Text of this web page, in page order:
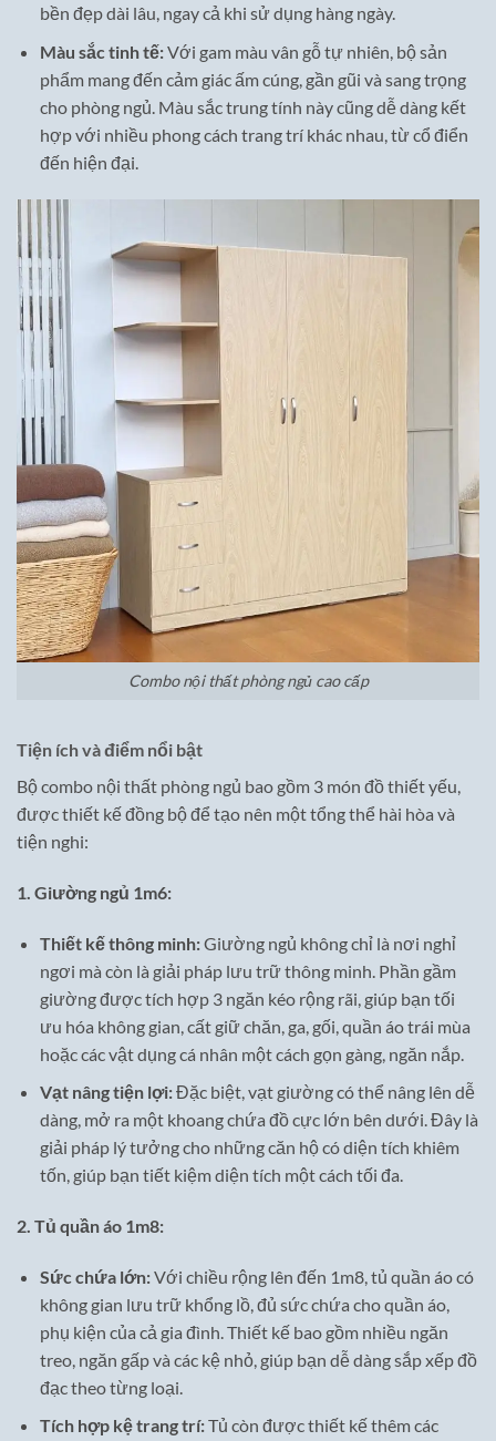
bền đẹp dài lâu, ngay cả khi sử dụng hàng ngày.
Màu sắc tinh tế:Với gam màu vân gỗ tự nhiên, bộ sản
phẩm mang đến cảm giác ấm cúng, gần gũi và sang trọng
cho phòng ngủ. Màu sắc trung tính này cũng dễ dàng kết
hợp với nhiều phong cách trang trí khác nhau, từ cổ điển
đến hiện đại.
Combo nội thất phòng ngủ cao cấp
Tiện ích và điểm nổi bật
Bộ combo nội thất phòng ngủ bao gồm 3 món đồ thiết yếu,
được thiết kế đồng bộ để tạo nên một tổng thể hài hòa và
tiện nghi:
1. Giường ngủ 1m6:
Thiết kế thông minh:Giường ngủ không chỉ là nơi nghỉ
ngơi mà còn là giải pháp lưu trữ thông minh. Phần gầm
giường được tích hợp 3 ngăn kéo rộng rãi, giúp bạn tối
ưu hóa không gian, cất giữ chăn, ga, gối, quần áo trái mùa
hoặc các vật dụng cá nhân một cách gọn gàng, ngăn nắp.
Vạt nâng tiện lợi:Đặc biệt, vạt giường có thể nâng lên dễ
dàng, mở ra một khoang chứa đồ cực lớn bên dưới. Đây là
giải pháp lý tưởng cho những căn hộ có diện tích khiêm
tốn, giúp bạn tiết kiệm diện tích một cách tối đa.
2. Tủ quần áo 1m8:
Sức chứa lớn:Với chiều rộng lên đến 1m8, tủ quần áo có
không gian lưu trữ khổng lồ, đủ sức chứa cho quần áo,
phụ kiện của cả gia đình. Thiết kế bao gồm nhiều ngăn
treo, ngăn gấp và các kệ nhỏ, giúp bạn dễ dàng sắp xếp đồ
đạc theo từng loại.
Tích hợp kệ trang trí:Tủ còn được thiết kế thêm các